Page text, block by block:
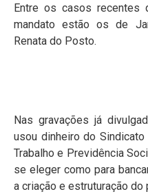
Entre os casos recentes
mandato estão os de
Renata do Posto.
Nas gravações já
usou dinheiro do
Trabalho e Previdência
se eleger como para
a criação e estruturação do